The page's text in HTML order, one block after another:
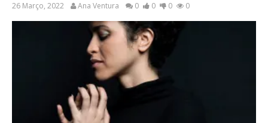
26 Março, 2022 Ana Ventura 0 0 0 0